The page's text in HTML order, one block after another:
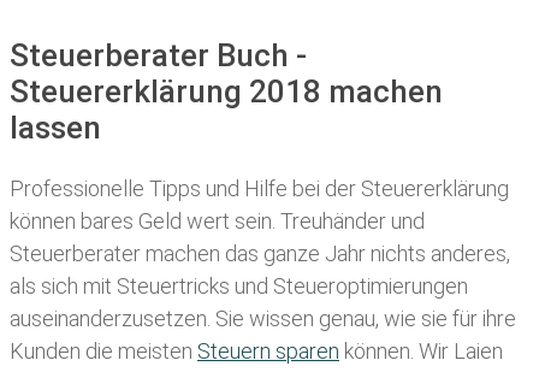
Steuerberater Buch -
Steuererklärung 2018 machen
lassen
Professionelle Tipps und Hilfe bei der Steuererklärung
können bares Geld wert sein. Treuhänder und
Steuerberater machen das ganze Jahr nichts anderes,
als sich mit Steuertricks und Steueroptimierungen
auseinanderzusetzen. Sie wissen genau, wie sie für ihre
Kunden die meisten Steuern sparen können. Wir Laien